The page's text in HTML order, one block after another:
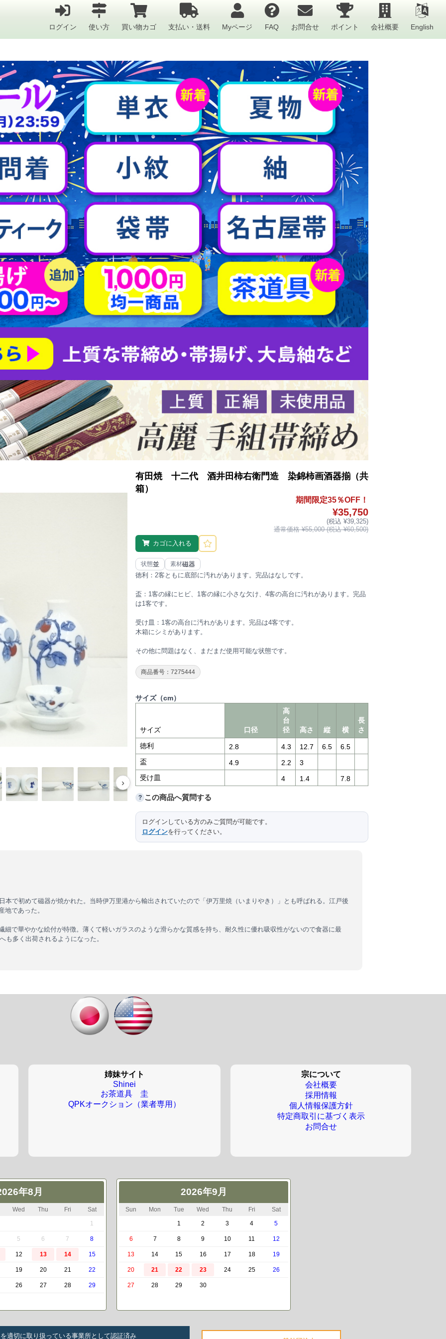
ログイン 使い方 買い物カゴ 支払い・送料 Myページ FAQ お問合せ ポイント 会社概要 English
›
有田焼 十二代 酒井田柿右衛門造 染錦柿画酒器揃（共
箱）
期間限定35％OFF！
¥35,750
(税込 ¥39,325)
通常価格 ¥55,000 (税込 ¥60,500)
カゴに入れる
状態並 素材磁器
徳利：2客ともに底部に汚れがあります。完品はなしです。
盃：1客の縁にヒビ、1客の縁に小さな欠け、4客の高台に汚れがあります。完品
は1客です。
受け皿：1客の高台に汚れがあります。完品は4客です。
木箱にシミがあります。
その他に問題はなく、まだまだ使用可能な状態です。
商品番号：7275444
サイズ（cm）
サイズ 口径
高
台
径
高さ 縦 横
長
さ
徳利
2.8 4.3 12.7 6.5
6.5
盃
4.9 2.2
3
受け皿
4 1.4 7.8
? この商品へ質問する
ログインしている方のみご質問が可能です。
ログインを行ってください。
で初めて磁器が焼かれた。当時伊万里港から輸出されていたので「伊万里焼（いまりやき）」とも呼ばれる。江戸後
であった。
で華やかな絵付が特徴。薄くて軽いガラスのような滑らかな質感を持ち、耐久性に優れ吸収性がないので食器に最
も多く出荷されるようになった。
姉妹サイト
Shinei
お茶道具 圭
QPKオークション（業者専用）
宗について
会社概要
採用情報
個人情報保護方針
特定商取引に基づく表示
お問合せ
年8月
Wed Thu Fri
Sat
1
5 6 7 8
12 13 14 15
19 20 21 22
26 27 28 29
2026年9月
Sun Mon Tue Wed Thu Fri
Sat
1
2 3 4 5
6 7 8 9 10 11 12
13 14 15 16 17 18 19
20 21 22 23 24 25 26
27 28 29 30
適切に取り扱っている事業所として認証済み